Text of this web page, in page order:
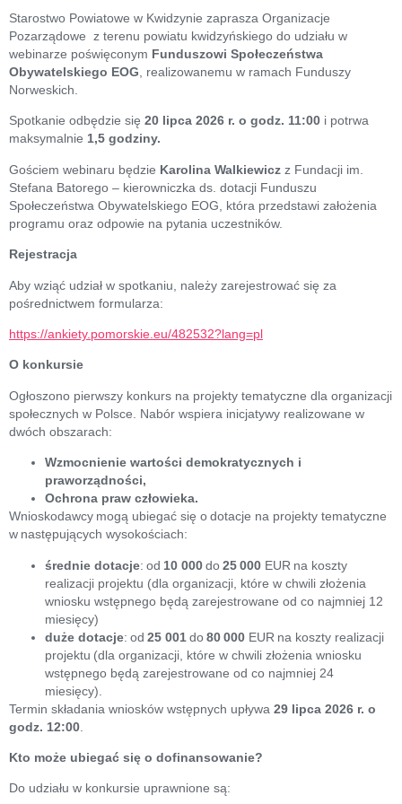
Starostwo Powiatowe w Kwidzynie zaprasza Organizacje
Pozarządowe z terenu powiatu kwidzyńskiego do udziału w
webinarze poświęconym Funduszowi Społeczeństwa
Obywatelskiego EOG , realizowanemu w ramach Funduszy
Norweskich.
Spotkanie odbędzie się 20 lipca 2026 r. o godz. 11:00 i potrwa
maksymalnie 1,5 godziny.
Gościem webinaru będzie Karolina Walkiewicz z Fundacji im.
Stefana Batorego – kierowniczka ds. dotacji Funduszu
Społeczeństwa Obywatelskiego EOG, która przedstawi założenia
programu oraz odpowie na pytania uczestników.
Rejestracja
Aby wziąć udział w spotkaniu, należy zarejestrować się za
pośrednictwem formularza:
https://ankiety.pomorskie.eu/482532?lang=pl
O konkursie
Ogłoszono pierwszy konkurs na projekty tematyczne dla organizacji
społecznych w Polsce. Nabór wspiera inicjatywy realizowane w
dwóch obszarach:
Wzmocnienie wartości demokratycznych i
praworządności,
Ochrona praw człowieka.
Wnioskodawcy mogą ubiegać się o dotacje na projekty tematyczne
w następujących wysokościach:
średnie dotacje: od 10 000do25 000 EUR na koszty
realizacji projektu (dla organizacji, które w chwili złożenia
wniosku wstępnego będą zarejestrowane od co najmniej 12
miesięcy)
duże dotacje: od 25 001do80 000 EUR na koszty realizacji
projektu (dla organizacji, które w chwili złożenia wniosku
wstępnego będą zarejestrowane od co najmniej 24
miesięcy).
Termin składania wniosków wstępnych upływa 29 lipca 2026 r. o
godz. 12:00
Kto może ubiegać się o dofinansowanie?
Do udziału w konkursie uprawnione są: